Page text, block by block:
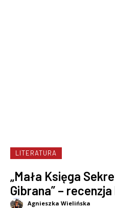
LITERATURA
„Mała Księga
Gibrana” –
Agnieszka Wielińska